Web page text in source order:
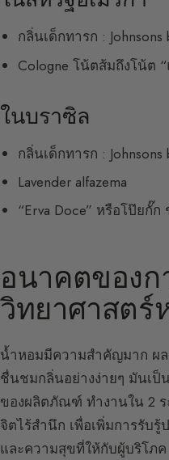
กลิ่นเด็กทารก : Johnsons
Cologne โน้ตส้มถึงโน้ต
ในบราซิล
กลิ่นเด็กทารก : Johnsons
Lavender alfazema
“Erva Doce” หรือโป๊ยกั๊
อนาคตของก
วิทยาศาสตร์
น้ำหอมมีความสำคัญมาก ผ
ชื่นชมกลิ่นอย่างง่ายๆ มันเ
ของผลิตภัณฑ์ ทำงานใน 2
จิตไร้สำนึก เพื่อเพิ่มการรับ
และความสุขที่ให้กับผู้บริโภค